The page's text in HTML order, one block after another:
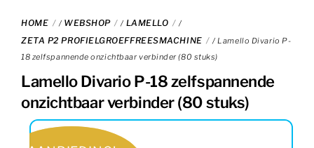
HOME / WEBSHOP / LAMELLO /
ZETA P2 PROFIELGROEFFREESMACHINE
/ Lamello Divario P-
18 zelfspannende onzichtbaar verbinder (80 stuks)
Lamello Divario P-18 zelfspannende
onzichtbaar verbinder (80 stuks)